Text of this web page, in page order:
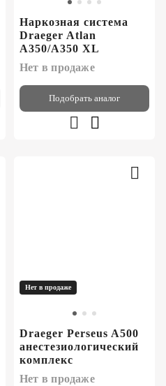
Наркозная система
Draeger Atlan
A350/A350 XL
Нет в продаже
Подобрать аналог
Нет в продаже
Draeger Perseus A500
анестезиологический
комплекс
Нет в продаже